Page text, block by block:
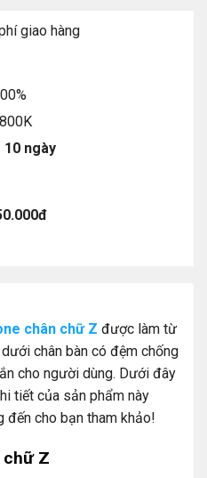
giao hàng
ngày
chân chữ Z được làm từ
chân bàn có đệm chống
cho người dùng. Dưới đây
tiết của sản phẩm này
đến cho bạn tham khảo!
chữ Z